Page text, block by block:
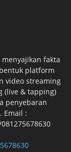
fakta
platform
video streaming
(live & tapping)
penyebaran
Email :